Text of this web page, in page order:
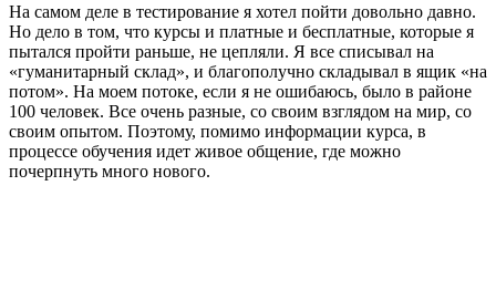
На самом деле в тестирование я хотел пойти довольно давно.
Но дело в том, что курсы и платные и бесплатные, которые я
пытался пройти раньше, не цепляли. Я все списывал на
«гуманитарный склад», и благополучно складывал в ящик «на
потом». На моем потоке, если я не ошибаюсь, было в районе
100 человек. Все очень разные, со своим взглядом на мир, со
своим опытом. Поэтому, помимо информации курса, в
процессе обучения идет живое общение, где можно
почерпнуть много нового.